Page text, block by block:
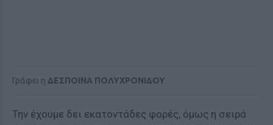
Γράφει η ΔΕΣΠΟΙΝΑ ΠΟΛΥΧΡΟΝΙΔΟΥ
Την έχουμε δει εκατοντάδες φορές, όμως η σειρά